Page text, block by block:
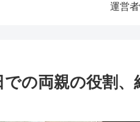
運営
の両親の役割